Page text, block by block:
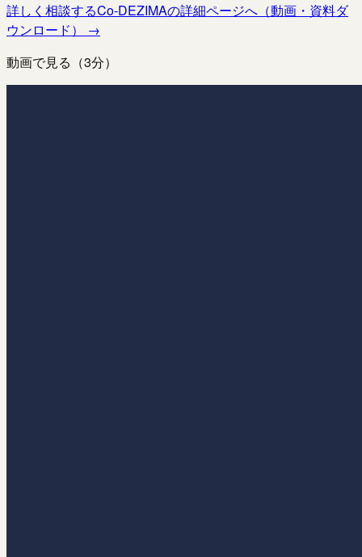
詳しく相談するCo-DEZIMAの詳細ページへ（動画・資料ダ
ウンロード）
→
動画で見る（3分）